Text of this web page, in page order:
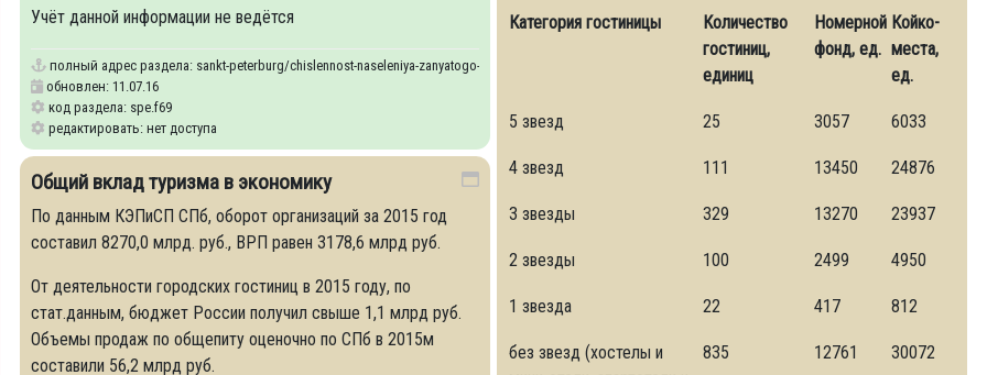
Категория гостиницы
Количество
гостиниц,
единиц
Номерной
фонд, ед.
Койко-
места,
ед.
5 звезд 25 3057 6033
4 звезд 111 13450 24876
3 звезды 329 13270 23937
2 звезды 100 2499 4950
1 звезда 22 417 812
без звезд (хостелы и
835 12761 30072
Учёт данной информации не ведётся
полный адрес раздела: sankt-peterburg/chislennost-naseleniya-zanyatogo-v-sfere-turizma
обновлен: 11.07.16
код раздела: spe.f69
редактировать: нет доступа
Общий вклад туризма в экономику
По данным КЭПиСП СПб, оборот организаций за 2015 год
составил 8270,0 млрд. руб., ВРП равен 3178,6 млрд руб.
От деятельности городских гостиниц в 2015 году, по
стат.данным, бюджет России получил свыше 1,1 млрд руб.
Объемы продаж по общепиту оценочно по СПб в 2015м
составили 56,2 млрд руб.